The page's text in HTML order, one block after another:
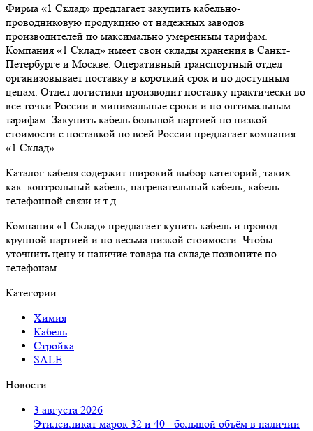
Фирма «1 Склад» предлагает закупить кабельно-
проводниковую продукцию от надежных заводов
производителей по максимально умеренным тарифам.
Компания «1 Склад» имеет свои склады хранения в Санкт-
Петербурге и Москве. Оперативный транспортный отдел
организовывает поставку в короткий срок и по доступным
ценам. Отдел логистики производит поставку практически во
все точки России в минимальные сроки и по оптимальным
тарифам. Закупить кабель большой партией по низкой
стоимости с поставкой по всей России предлагает компания
«1 Склад».
Каталог кабеля содержит широкий выбор категорий, таких
как: контрольный кабель, нагревательный кабель, кабель
телефонной связи и т.д.
Компания «1 Склад» предлагает купить кабель и провод
крупной партией и по весьма низкой стоимости. Чтобы
уточнить цену и наличие товара на складе позвоните по
телефонам.
Категории
Химия
Кабель
Стройка
SALE
Новости
3 августа 2026
Этилсиликат марок 32 и 40 - большой объём в наличии